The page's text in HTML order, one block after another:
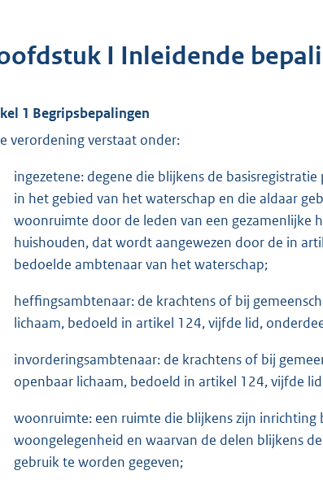
I Inleidende
1 Begripsbepalingen
verordening verstaat onder:
ingezetene: degene die blijkens de
in het gebied van het waterschap en die aldaar
woonruimte door de leden van een gezamenlijke
huishouden, dat wordt aangewezen door de in
bedoelde ambtenaar van het waterschap;
heffingsambtenaar: de krachtens of bij
lichaam, bedoeld in artikel 124, vijfde lid,
invorderingsambtenaar: de krachtens of bij
openbaar lichaam, bedoeld in artikel 124, vijfde
woonruimte: een ruimte die blijkens zijn inrichting
woongelegenheid en waarvan de delen blijkens
gebruik te worden gegeven;